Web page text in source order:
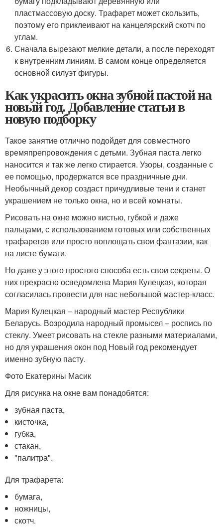
пластмассовую доску. Трафарет может скользить,
поэтому его приклеивают на канцелярский скотч по
углам.
Сначала вырезают мелкие детали, а после переходят
к внутренним линиям. В самом конце определяется
основной силуэт фигуры.
Как украсить окна зубной пастой на
новый год. Добавление статьи в
новую подборку
Такое занятие отлично подойдет для совместного
времяпрепровождения с детьми. Зубная паста легко
наносится и так же легко стирается. Узоры, созданные с
ее помощью, продержатся все праздничные дни.
Необычный декор создаст причудливые тени и станет
украшением не только окна, но и всей комнаты.
Рисовать на окне можно кистью, губкой и даже
пальцами, с использованием готовых или собственных
трафаретов или просто воплощать свои фантазии, как
на листе бумаги.
Но даже у этого простого способа есть свои секреты. О
них прекрасно осведомлена Мария Кулецкая, которая
согласилась провести для нас небольшой мастер-класс.
Мария Кулецкая – народный мастер Республики
Беларусь. Возродила народный промысел – роспись по
стеклу. Умеет рисовать на стекле разными материалами,
но для украшения окон под Новый год рекомендует
именно зубную пасту.
Фото Екатерины Масик
Для рисунка на окне вам понадобятся:
зубная паста,
кисточка,
губка,
стакан,
"палитра".
Для трафарета:
бумага,
ножницы,
скотч.